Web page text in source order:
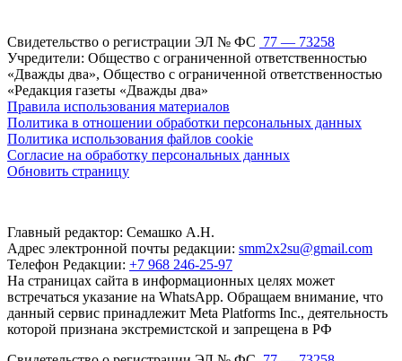
Свидетельство о регистрации ЭЛ № ФС 77 — 73258
Учредители: Общество с ограниченной ответственностью
«Дважды два», Общество с ограниченной ответственностью
«Редакция газеты «Дважды два»
Правила использования материалов
Политика в отношении обработки персональных данных
Политика использования файлов cookie
Согласие на обработку персональных данных
Обновить страницу
Главный редактор: Семашко А.Н.
Адрес электронной почты редакции: smm2x2su@gmail.com
Телефон Редакции: +7 968 246-25-97
На страницах сайта в информационных целях может
встречаться указание на WhatsApp. Обращаем внимание, что
данный сервис принадлежит Meta Platforms Inc., деятельность
которой признана экстремистской и запрещена в РФ